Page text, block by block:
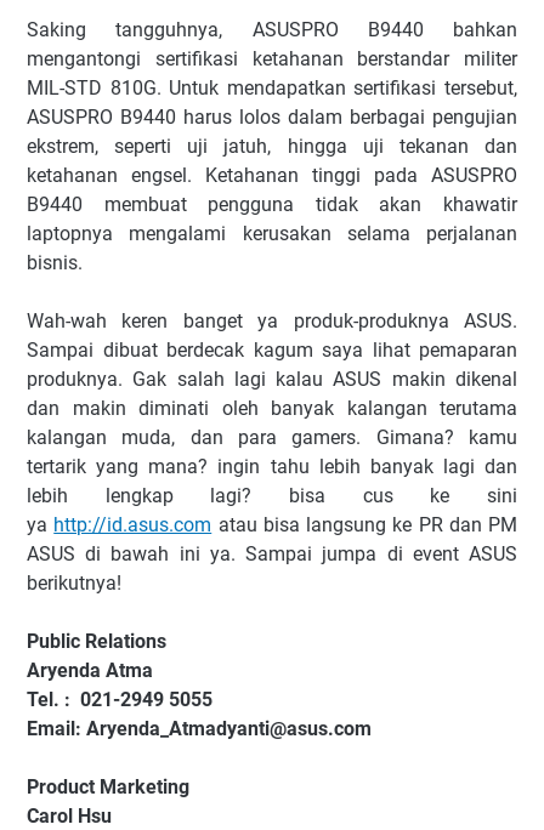
Saking tangguhnya, ASUSPRO B9440 bahkan
mengantongi sertifikasi ketahanan berstandar militer
MIL-STD 810G. Untuk mendapatkan sertifikasi tersebut,
ASUSPRO B9440 harus lolos dalam berbagai pengujian
ekstrem, seperti uji jatuh, hingga uji tekanan dan
ketahanan engsel. Ketahanan tinggi pada ASUSPRO
B9440 membuat pengguna tidak akan khawatir
laptopnya mengalami kerusakan selama perjalanan
bisnis.
Wah-wah keren banget ya produk-produknya ASUS.
Sampai dibuat berdecak kagum saya lihat pemaparan
produknya. Gak salah lagi kalau ASUS makin dikenal
dan makin diminati oleh banyak kalangan terutama
kalangan muda, dan para gamers. Gimana? kamu
tertarik yang mana? ingin tahu lebih banyak lagi dan
lebih lengkap lagi? bisa cus ke sini
ya http://id.asus.com atau bisa langsung ke PR dan PM
ASUS di bawah ini ya. Sampai jumpa di event ASUS
berikutnya!
Public Relations
Aryenda Atma
Tel. : 021-2949 5055
Email: Aryenda_Atmadyanti@asus.com
Product Marketing
Carol Hsu